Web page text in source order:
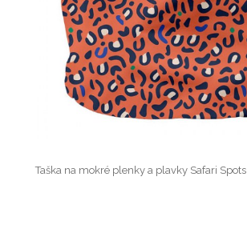
Taška na mokré plenky a plavky Safari Spots